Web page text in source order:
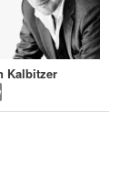
Kalbitzer